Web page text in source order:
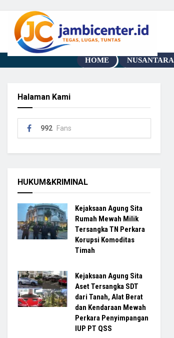
HOME NUSANTARA
Halaman Kami
992 Fans
HUKUM&KRIMINAL
Kejaksaan Agung Sita
Rumah Mewah Milik
Tersangka TN Perkara
Korupsi Komoditas
Timah
Kejaksaan Agung Sita
Aset Tersangka SDT
dari Tanah, Alat Berat
dan Kendaraan Mewah
Perkara Penyimpangan
IUP PT QSS